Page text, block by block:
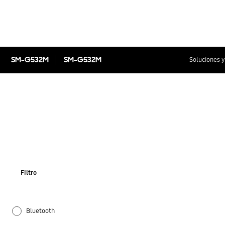
SM-G532M SM-G532M Soluciones
Filtro
Bluetooth